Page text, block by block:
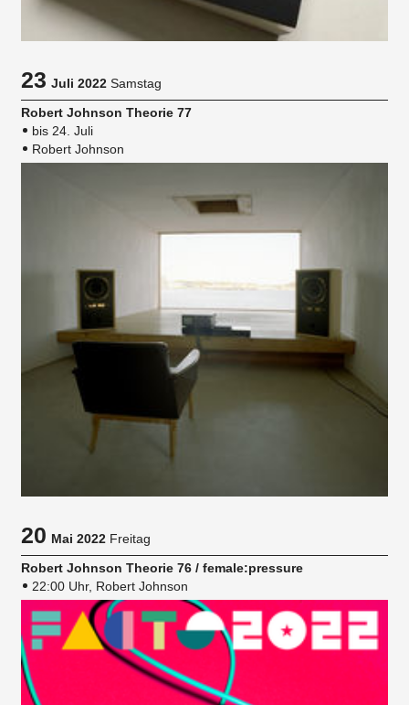
23Juli 2022 Samstag
Robert Johnson Theorie 77
bis 24. Juli
Robert Johnson
20Mai 2022 Freitag
Robert Johnson Theorie 76 / female:pressure
22:00 Uhr, Robert Johnson